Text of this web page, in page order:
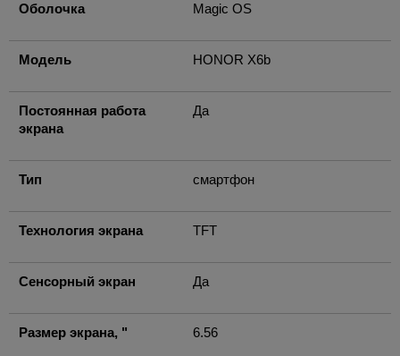
Оболочка Magic OS
Модель HONOR X6b
Постоянная работа
экрана
Да
Тип смартфон
Технология экрана TFT
Сенсорный экран Да
Размер экрана, " 6.56